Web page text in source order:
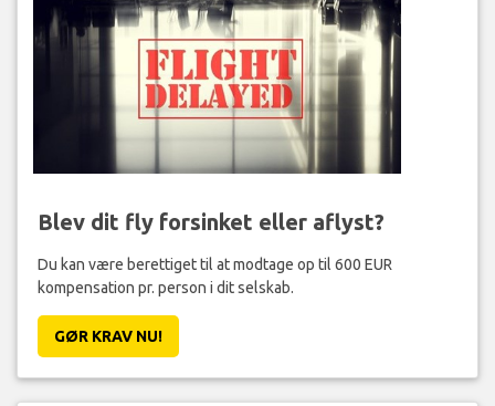
Blev dit fly forsinket eller aflyst?
Du kan være berettiget til at modtage op til 600 EUR
kompensation pr. person i dit selskab.
GØR KRAV NU!